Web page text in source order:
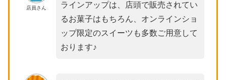
店員さん
ラインアップは、店頭で販売されてい
るお菓子はもちろん、オンラインショ
ップ限定のスイーツも多数ご用意して
おります♪